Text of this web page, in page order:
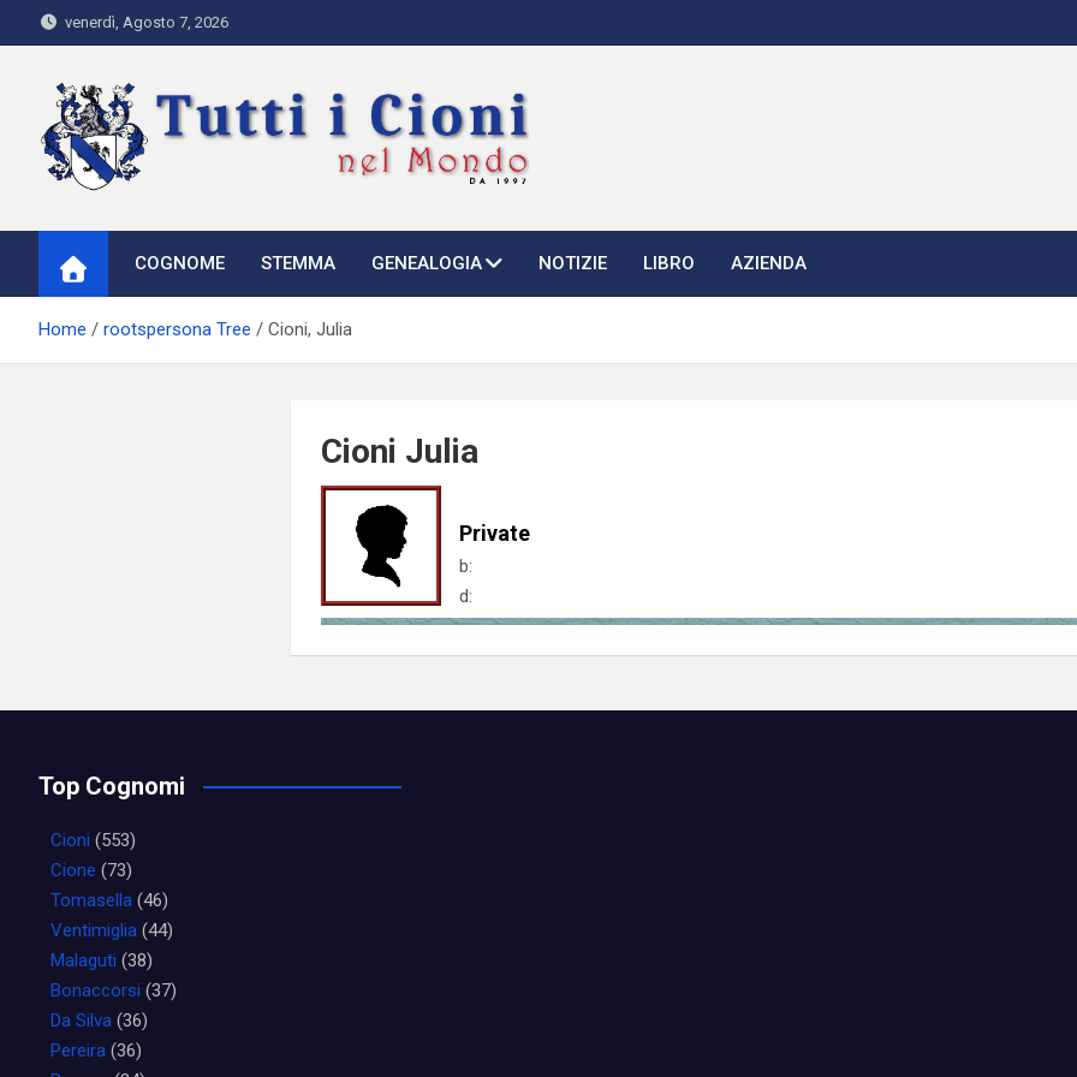
to
venerdì, Agosto 7, 2026
Tutti i Cioni nel Mondo
COGNOME STEMMA GENEALOGIA NOTIZIE LIBRO AZIENDA
Home rootspersona Tree Cioni, Julia
Cioni Julia
Private
b:
d:
Top Cognomi
Cioni (553)
Cione (73)
Tomasella (46)
Ventimiglia (44)
Malaguti (38)
Bonaccorsi (37)
Da Silva (36)
Pereira (36)